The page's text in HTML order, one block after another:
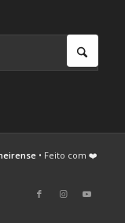
• Feito com ❤️